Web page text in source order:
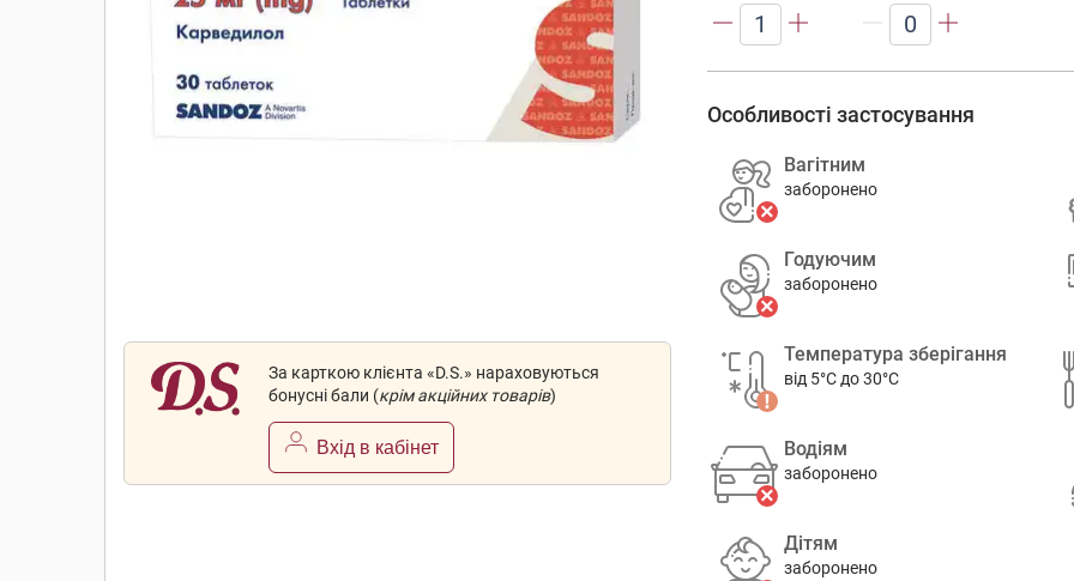
За карткою клієнта «D.S.» нараховуються
бонусні бали (крім акційних товарів)
Вхід в кабінет
1 0
Особливості застосування
Вагітним
заборонено
Годуючим
заборонено
Температура зберігання
від 5°C до 30°C
Водіям
заборонено
Дітям
заборонено